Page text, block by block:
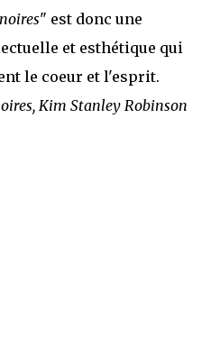
" est donc une
et esthétique qui
le coeur et l'esprit.
Kim Stanley Robinson